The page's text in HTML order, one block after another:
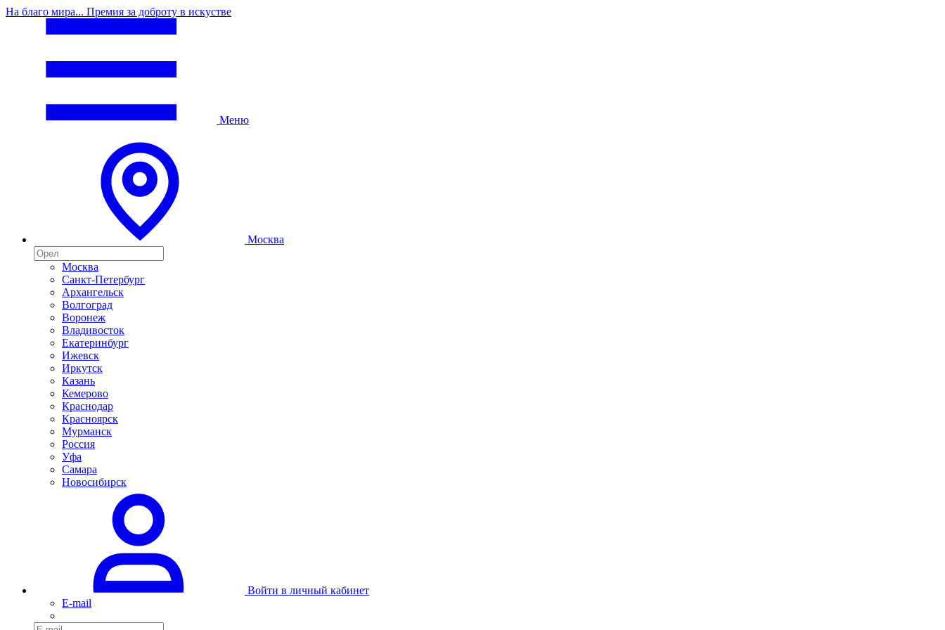
На благо мира... Премия за доброту в искустве
Меню
Москва
Москва
Санкт-Петербург
Архангельск
Волгоград
Воронеж
Владивосток
Екатеринбург
Ижевск
Иркутск
Казань
Кемерово
Краснодар
Красноярск
Мурманск
Россия
Уфа
Самара
Новосибирск
Войти в личный кабинет
E-mail